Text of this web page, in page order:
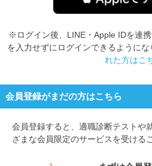
※ログイン後、LINE・Apple IDを連
を入力せずにログインできるようにな
れた方はこ
会員登録がまだの方はこちら
会員登録すると、 適職診断テストや
ざまな会員限定のサービスを受ける